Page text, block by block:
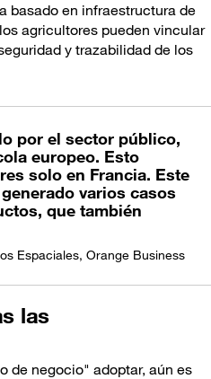
basado en infraestructura de
agricultores pueden vincular
y trazabilidad de los
por el sector público,
europeo. Esto
solo en Francia. Este
varios casos
que también
Espaciales, Orange Business
las
de negocio" adoptar, aún es